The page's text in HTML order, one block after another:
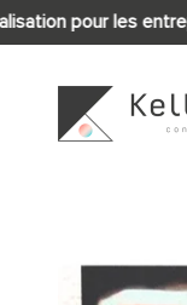
Passer au contenu
pour les
Kelly Arty